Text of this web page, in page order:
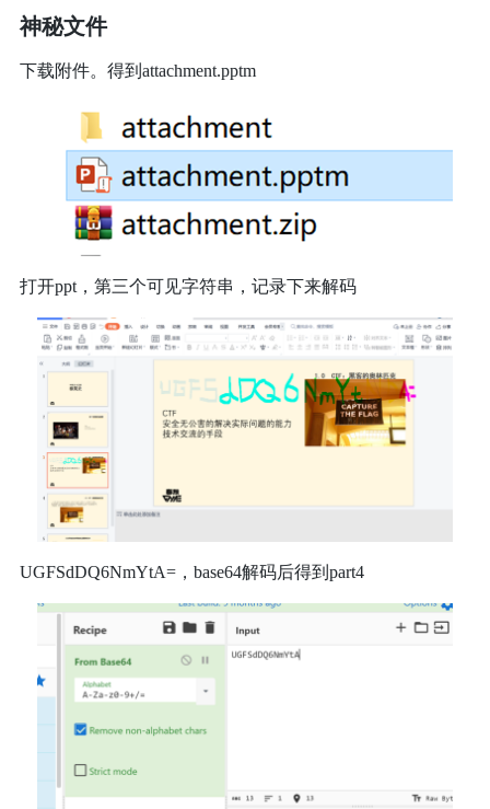
神秘文件
下载附件。得到attachment.pptm
打开ppt，第三个可见字符串，记录下来解码
UGFSdDQ6NmYtA=，base64解码后得到part4